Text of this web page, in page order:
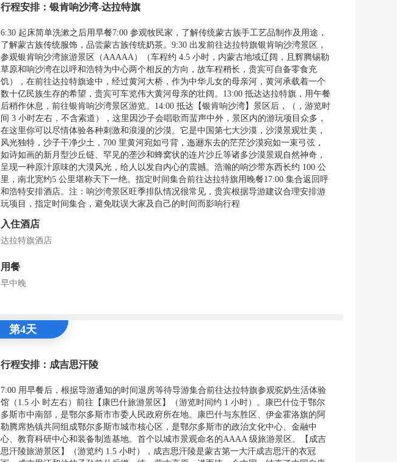
行程安排：银肯响沙湾-达拉特旗
6:30 起床简单洗漱之后用早餐7:00 参观牧民家，了解传统蒙古族手工艺品制作及用途，
了解蒙古族传统服饰，品尝蒙古族传统奶茶。9:30 出发前往达拉特旗银肯响沙湾景区，
参观银肯响沙湾旅游景区（AAAAA）（车程约 4.5 小时，内蒙古地域辽阔，且辉腾锡勒
草原和响沙湾在以呼和浩特为中心两个相反的方向，故车程稍长，贵宾可自备零食充
饥），在前往达拉特旗途中，经过黄河大桥，作为中华儿女的母亲河，黄河承载着一个
数十亿民族生存的希望，贵宾可车览伟大黄河母亲的壮阔。13:00 抵达达拉特旗，用午餐
后稍作休息，前往银肯响沙湾景区游览。14:00 抵达【银肯响沙湾】景区后，（，游览时
间 3 小时左右，不含索道），这里因沙子会唱歌而蜚声中外，景区内的游玩项目众多，
在这里你可以尽情体验各种刺激和浪漫的沙漠。它是中国第七大沙漠，沙漠景观壮美，
风光独特，沙子干净少土，700 里黄河宛如弓背，迤逦东去的茫茫沙漠宛如一束弓弦，
如诗如画的新月型沙丘链、罕见的垄沙和蜂窝状的连片沙丘等诸多沙漠景观自然神奇，
呈现一种原汁原味的大漠风光，给人以发自内心的震撼。浩瀚的响沙带东西长约 100 公
里，南北宽约5 公里堪称天下一绝。指定时间集合前往达拉特旗用晚餐17:00 集合返回呼
和浩特安排酒店。注：响沙湾景区旺季排队情况很常见，贵宾根据导游建议合理安排游
玩项目，指定时间集合，避免耽误大家及自己的时间而影响行程
入住酒店
达拉特旗酒店
用餐
早中晚
第4天
行程安排：成吉思汗陵
7:00 用早餐后，根据导游通知的时间退房等待导游集合前往达拉特旗参观驼奶生活体验
馆（1.5 小 时左右）前往【康巴什旅游景区】（游览时间约 1 小时）。康巴什位于鄂尔
多斯市中南部，是鄂尔多斯市市委人民政府所在地。康巴什与东胜区、伊金霍洛旗的阿
勒腾席热镇共同组成鄂尔多斯市城市核心区，是鄂尔多斯市的政治文化中心、金融中
心、教育科研中心和装备制造基地。首个以城市景观命名的AAAA 级旅游景区。【成吉
思汗陵旅游景区】（游览约 1.5 小时），成吉思汗陵是蒙古第一大汗成吉思汗的衣冠